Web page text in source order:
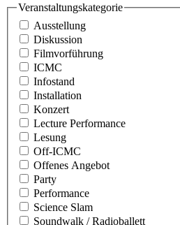
Veranstaltungskategorie
Ausstellung
Diskussion
Filmvorführung
ICMC
Infostand
Installation
Konzert
Lecture Performance
Lesung
Off-ICMC
Offenes Angebot
Party
Performance
Science Slam
Soundwalk / Radioballett